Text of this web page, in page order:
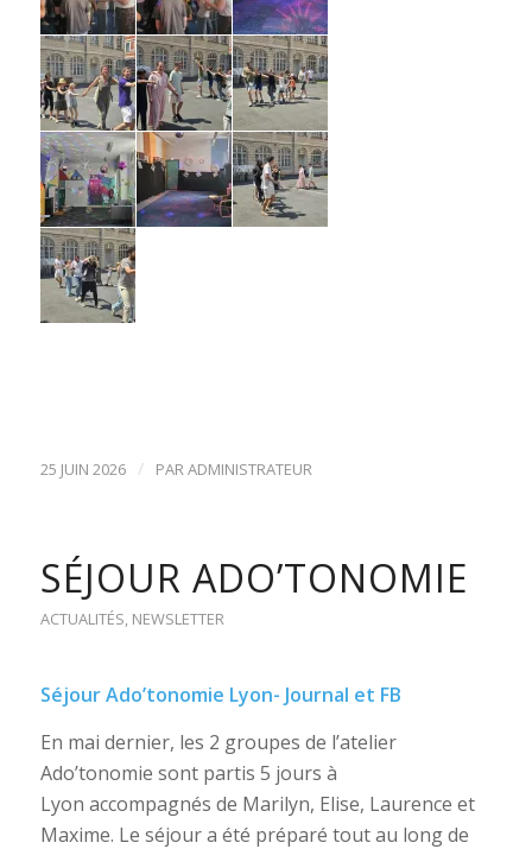
25 JUIN 2026 / PAR ADMINISTRATEUR
SÉJOUR ADO’TONOMIE
ACTUALITÉS NEWSLETTER
Séjour Ado’tonomie Lyon- Journal et FB
En mai dernier, les 2 groupes de l’atelier
Ado’tonomie sont partis 5 jours à
Lyon accompagnés de Marilyn, Elise, Laurence et
Maxime. Le séjour a été préparé tout au long de